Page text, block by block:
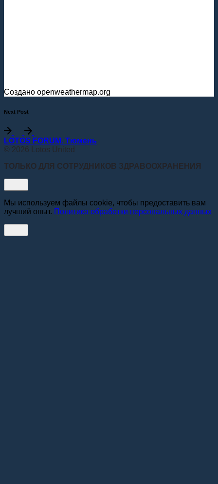
Создано openweathermap.org
Next Post
LOTOS FORUM. Тюмень
© 2026 Lotos United
ТОЛЬКО ДЛЯ СОТРУДНИКОВ ЗДРАВООХРАНЕНИЯ
Мы используем файлы cookie, чтобы предоставить вам
лучший опыт. Политика обработки персональных данных